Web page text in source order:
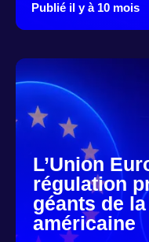
Publié il y à 10 mois
L’Union
régulation
géants de
américaine